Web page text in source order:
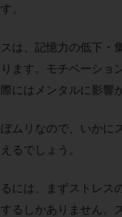
。
は、記憶力の低下・
ます。モチベーシ
にはメンタルに影響
ムリなので、いかに
るでしょう。
には、まずストレス
るしかありません